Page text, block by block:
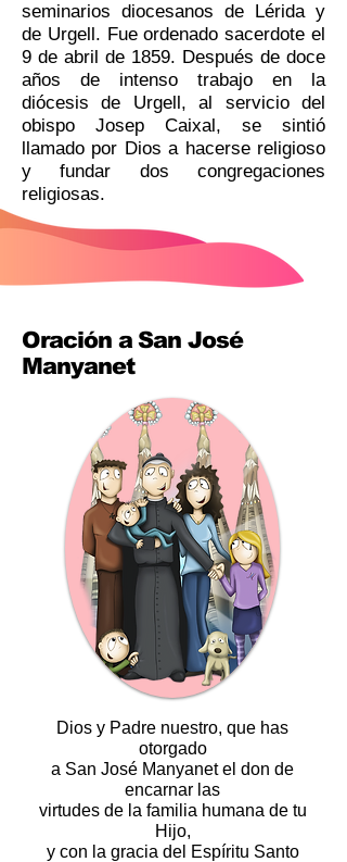
seminarios diocesanos de Lérida y
de Urgell. Fue ordenado sacerdote el
9 de abril de 1859. Después de doce
años de intenso trabajo en la
diócesis de Urgell, al servicio del
obispo Josep Caixal, se sintió
llamado por Dios a hacerse religioso
y fundar dos congregaciones
religiosas.
Oración a San José
Manyanet
Dios y Padre nuestro, que has
otorgado
a San José Manyanet el don de
encarnar las
virtudes de la familia humana de tu
Hijo,
y con la gracia del Espíritu Santo